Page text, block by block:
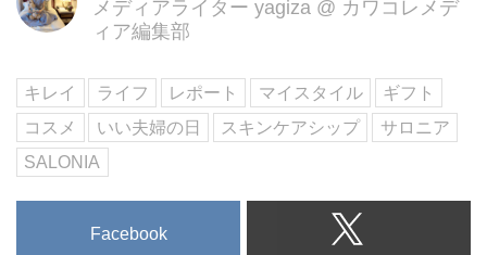
メディアライター yagiza @ カワコレメデ
ィア編集部
キレイ ライフ レポート マイスタイル
ギフト
コスメ
いい夫婦の日 スキンケアシップ
サロニア
SALONIA
Facebook